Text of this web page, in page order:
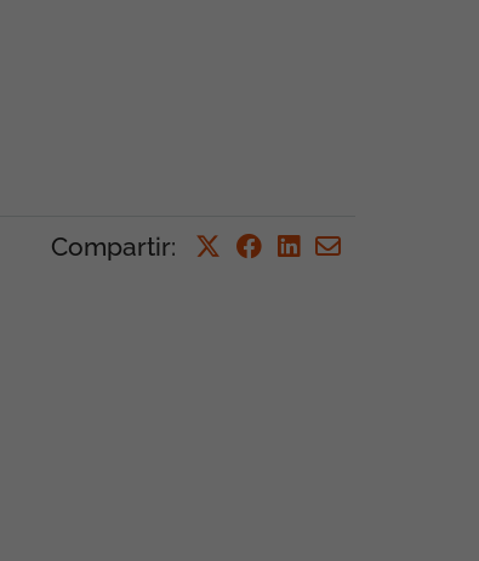
Compartir: